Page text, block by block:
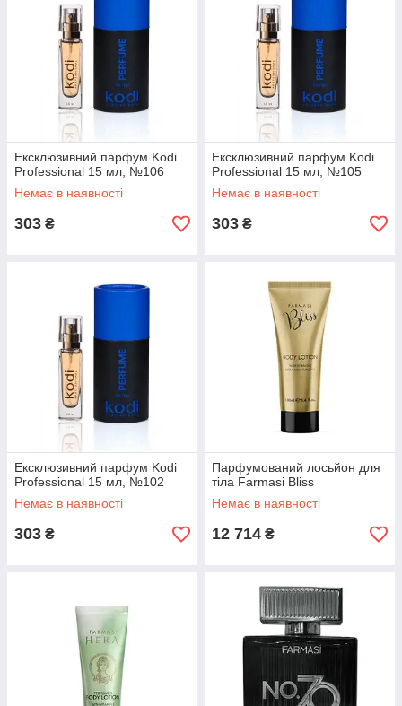
Ексклюзивний парфум Kodi
Professional 15 мл, №106
Немає в наявності
303 ₴
Ексклюзивний парфум Kodi
Professional 15 мл, №105
Немає в наявності
303 ₴
Ексклюзивний парфум Kodi
Professional 15 мл, №102
Немає в наявності
303 ₴
Парфумований лосьйон для
тіла Farmasi Bliss
Немає в наявності
12 714 ₴